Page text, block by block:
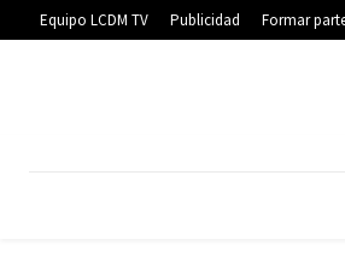
Equipo LCDM TV Publicidad Formar